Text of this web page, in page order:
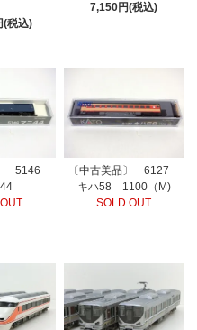
(税込)
7,150円(税込)
〕 5146
〔中古美品〕 6127
キハ58 1100（M)
SOLD OUT